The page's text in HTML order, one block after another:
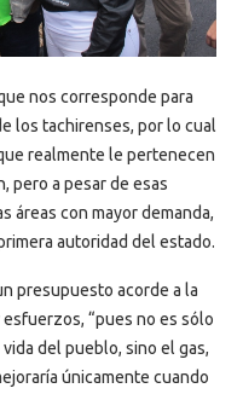
nos corresponde para
los tachirenses, por lo cual
realmente le pertenecen
pero a pesar de esas
áreas con mayor demanda,
autoridad del estado.
presupuesto acorde a la
“pues no es sólo
del pueblo, sino el gas,
únicamente cuando